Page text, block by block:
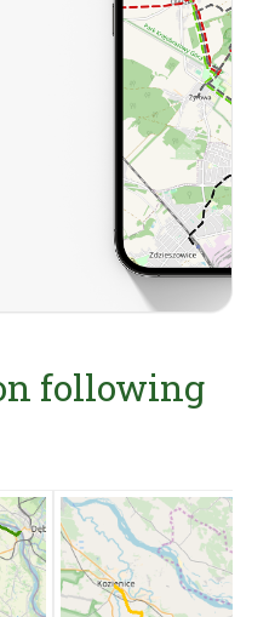
following